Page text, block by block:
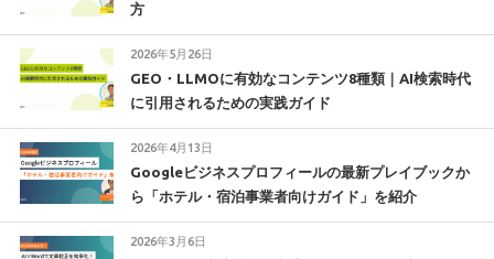
方
2026年5月26日
GEO・LLMOに有効なコンテンツ8種類｜AI検索時代
に引用されるための実践ガイド
2026年4月13日
Googleビジネスプロフィールの最新プレイブックか
ら「ホテル・宿泊事業者向けガイド」を紹介
2026年3月6日